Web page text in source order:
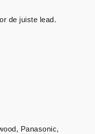
de juiste lead.
Panasonic,